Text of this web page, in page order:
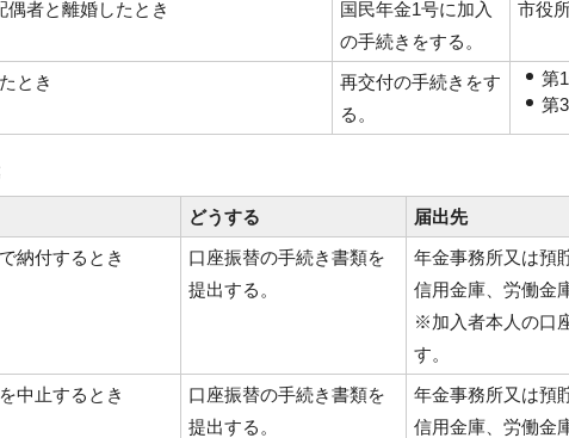
偶者と離婚したとき
国民年金1号に加入
の手続きをする。
市役
とき
再交付の手続きをす
る。
第
第
どうする
届出先
納付するとき
口座振替の手続き書類を
提出する。
年金事務所又は預
信用金庫、労働金
※加入者本人の口
す。
中止するとき
口座振替の手続き書類を
提出する。
年金事務所又は預
信用金庫、労働金